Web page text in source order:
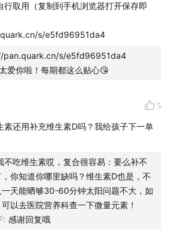
资料整理：
当我谈跑步时谈些什么》、《超越
国居民膳食指南》
源
众号和万维钢（推荐得到上精英日
播客
取用（复制到手机浏览器打开保存即
s/e5fd96951da4
pan.quark.cn/s/e5fd96951da4
爱你啦！每期都这么贴心😘
5
素还用补充维生素D吗？我给孩子下一单
不吃维生素哎，复合很容易：要么补不
你知道你哪里缺吗？维生素D也是，不
天能晒够30-60分钟太阳问题不大，如
以去医院营养科查一下微量元素！
: 感谢回复哦